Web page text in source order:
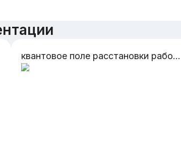
квантовое поле расстановки работа с подсознанием диагностики биополе